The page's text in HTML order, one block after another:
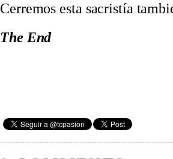
Cerremos esta sacristía
The End